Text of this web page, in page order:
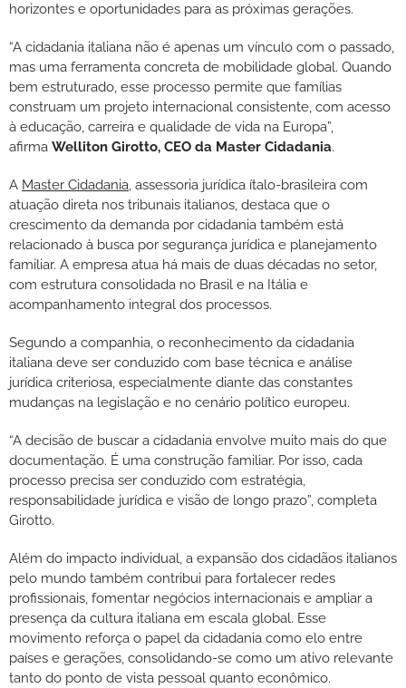
horizontes e oportunidades para as próximas gerações.
“A cidadania italiana não é apenas um vínculo com o passado,
mas uma ferramenta concreta de mobilidade global. Quando
bem estruturado, esse processo permite que famílias
construam um projeto internacional consistente, com acesso
à educação, carreira e qualidade de vida na Europa”,
afirma Welliton Girotto, CEO da Master Cidadania.
A Master Cidadania, assessoria jurídica ítalo-brasileira com
atuação direta nos tribunais italianos, destaca que o
crescimento da demanda por cidadania também está
relacionado à busca por segurança jurídica e planejamento
familiar. A empresa atua há mais de duas décadas no setor,
com estrutura consolidada no Brasil e na Itália e
acompanhamento integral dos processos.
Segundo a companhia, o reconhecimento da cidadania
italiana deve ser conduzido com base técnica e análise
jurídica criteriosa, especialmente diante das constantes
mudanças na legislação e no cenário político europeu.
“A decisão de buscar a cidadania envolve muito mais do que
documentação. É uma construção familiar. Por isso, cada
processo precisa ser conduzido com estratégia,
responsabilidade jurídica e visão de longo prazo”, completa
Girotto.
Além do impacto individual, a expansão dos cidadãos italianos
pelo mundo também contribui para fortalecer redes
profissionais, fomentar negócios internacionais e ampliar a
presença da cultura italiana em escala global. Esse
movimento reforça o papel da cidadania como elo entre
países e gerações, consolidando-se como um ativo relevante
tanto do ponto de vista pessoal quanto econômico.